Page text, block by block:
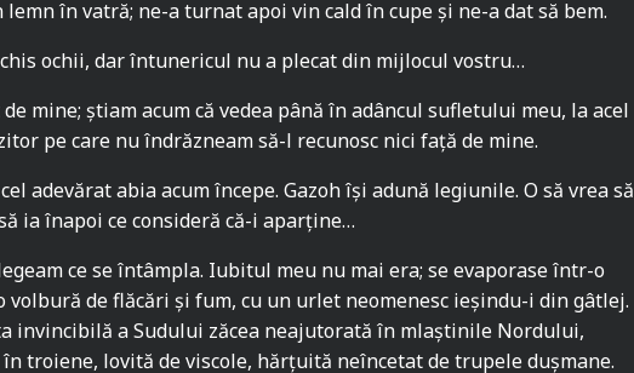
lemn în vatră; ne-a turnat apoi vin cald în cupe și ne-a dat să bem.
ochii, dar întunericul nu a plecat din mijlocul vostru…
mine; știam acum că vedea până în adâncul sufletului meu, la acel
pe care nu îndrăzneam să-l recunosc nici față de mine.
adevărat abia acum începe. Gazoh își adună legiunile. O să vrea să
ia înapoi ce consideră că-i aparține…
ce se întâmpla. Iubitul meu nu mai era; se evaporase într-o
de flăcări și fum, cu un urlet neomenesc ieșindu-i din gâtlej.
invincibilă a Sudului zăcea neajutorată în mlaștinile Nordului,
troiene, lovită de viscole, hărțuită neîncetat de trupele dușmane.